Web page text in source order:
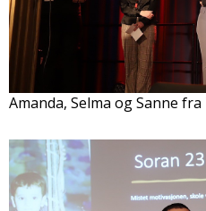
Amanda, Selma og Sanne